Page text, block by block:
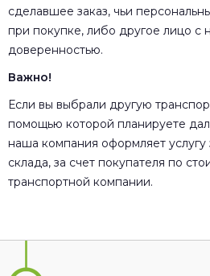
сделавшее заказ, чьи
при покупке, либо другое лицо с
доверенностью.
Важно!
Если вы выбрали другую
помощью которой планируете
наша компания оформляет услугу
склада, за счет покупателя по
транспортной компании.